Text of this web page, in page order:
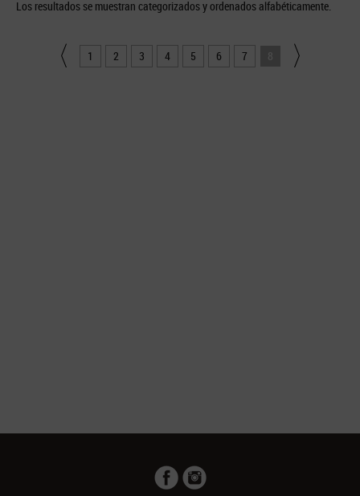
Los resultados se muestran categorizados y ordenados alfabéticamente.
1 2 3 4 5 6 7 8